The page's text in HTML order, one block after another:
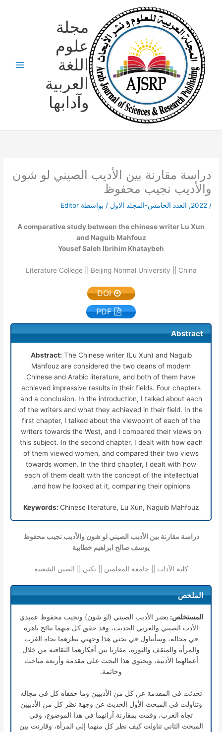
مجلة
علوم
اللغة
العربية
وآدابها
دراسة مقارنة بين الأديب الصيني لو شون
والأديب نجيب محفوظ
/
2022
, العدد الخامس-المجلد الاول / بواسطة Editor
A comparative study between the chinese writer Lu Xun
and Naguib Mahfouz
Yousef Saleh Ibrihim Khataybeh
Literature College || Beijing Normal University || China
DOI
PDF
Abstract
Abstract: The Chinese writer (Lu Xun) and Naguib
Mahfouz are considered the two deans of modern
Chinese and Arabic literature, and both of them have
achieved impressive results in their fields. Four chapters
and a conclusion. In the introduction, I talked about each
of the writers and what they achieved in their field. In the
first chapter, I talked about the viewpoint of each of the
writers towards the West, and I compared their views on
this subject. In the second chapter, I dealt with how each
of them viewed women, and compared their two views
towards women. In the third chapter, I dealt with how
each of them dealt with the concept of the intellectual
and how he looked at it, comparing their opinions.
Keywords: Chinese literature, Lu Xun, Naguib Mahfouz
دراسة مقارنة بين الأديب الصيني لو شون والأديب نجيب محفوظ
يوسف صالح ابراهيم خطايبة
كلية الآداب || جامعة المعلمين || بكين || الصين الشعبية
الملخص
المستخلص: يعتبر الأديب الصيني (لو شون) ونجيب محفوظ عميدي
الأدب الصيني والعربي الحديث، وقد حقق كل منهما نتائج باهرة
في مجاله، وسأتناول في بحثي هذا وجهتي نظرهما تجاه الغرب
والمرأة والمثقف والثورة، مقارنا بين أفكارهما الثقافية من خلال
أعمالهما الأدبية، ويحتوي هذا البحث على مقدمة وأربعة مباحث
وخاتمة.
تحدثت في المقدمة عن كل من الأدبيين وما حققاه كل في مجاله
وتناولت في المبحث الأول الحديث عن وجهة نظر كل من الأدبيين
تجاه الغرب، وقمت بمقارنة آرائهما في هذا الموضوع، وفي
المبحث الثاني تناولت كيف نظر كل منهما إلى المرأة، وقارنت بين